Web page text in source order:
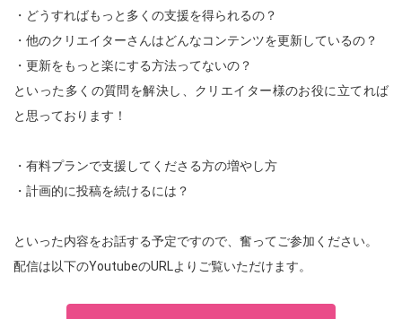
・どうすればもっと多くの支援を得られるの？
・他のクリエイターさんはどんなコンテンツを更新しているの？
・更新をもっと楽にする方法ってないの？
といった多くの質問を解決し、クリエイター様のお役に立てれば
と思っております！
・有料プランで支援してくださる方の増やし方
・計画的に投稿を続けるには？
といった内容をお話する予定ですので、奮ってご参加ください。
配信は以下のYoutubeのURLよりご覧いただけます。